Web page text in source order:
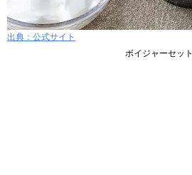
出典：公式サイト
ボイジャーセット